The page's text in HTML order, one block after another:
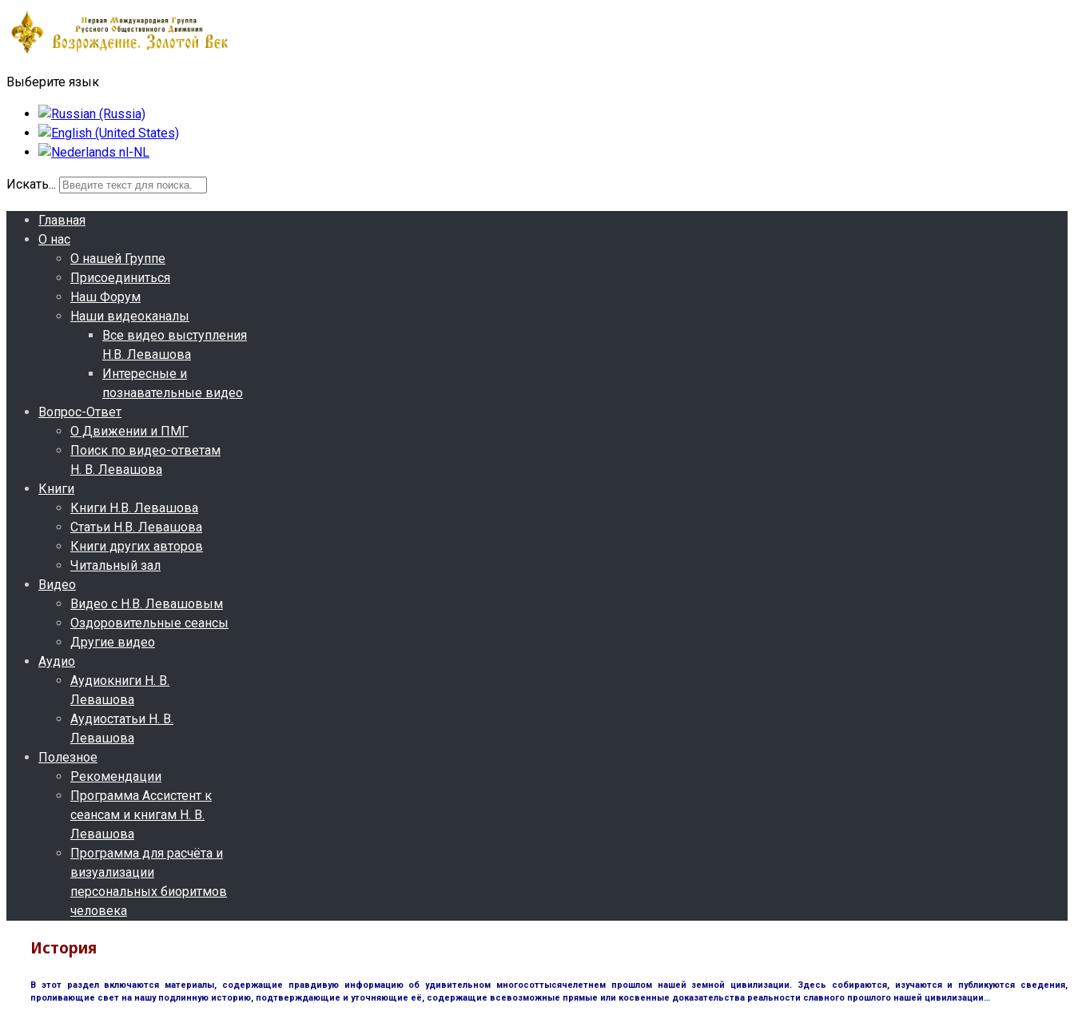
Выберите язык
Искать...
Главная
О нас
О нашей Группе
Присоединиться
Наш Форум
Наши видеоканалы
Все видео выступления
Н.В. Левашова
Интересные и
познавательные видео
Вопрос-Ответ
О Движении и ПМГ
Поиск по видео-ответам
Н. В. Левашова
Книги
Книги Н.В. Левашова
Статьи Н.В. Левашова
Книги других авторов
Читальный зал
Видео
Видео с Н.В. Левашовым
Оздоровительные сеансы
Другие видео
Аудио
Аудиокниги Н. В.
Левашова
Аудиостатьи Н. В.
Левашова
Полезное
Рекомендации
Программа Ассистент к
сеансам и книгам Н. В.
Левашова
Программа для расчёта и
визуализации
персональных биоритмов
человека
История
В этот раздел включаются материалы, содержащие правдивую информацию об удивительном многосоттысячелетнем прошлом нашей земной цивилизации. Здесь собираются, изучаются и публикуются сведения,
проливающие свет на нашу подлинную историю, подтверждающие и уточняющие её, содержащие всевозможные прямые или косвенные доказательства реальности славного прошлого нашей цивилизации…